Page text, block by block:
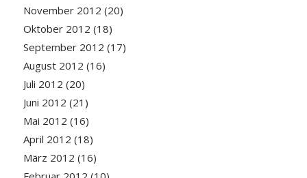
November 2012 (20)
Oktober 2012 (18)
September 2012 (17)
August 2012 (16)
Juli 2012 (20)
Juni 2012 (21)
Mai 2012 (16)
April 2012 (18)
März 2012 (16)